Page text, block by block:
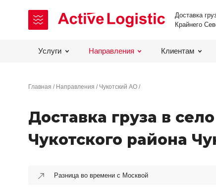
Доставка
Крайнего
Услуги Направления Клиентам
Главная Направления Чукотский АО
Доставка груза в
Чукотского района
Разница во времени с Москвой